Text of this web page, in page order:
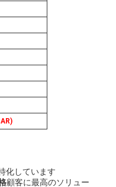
化しています
顧客に最高のソリュー